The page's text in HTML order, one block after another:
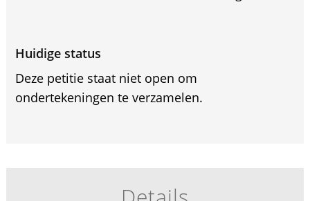
Huidige status
Deze petitie staat niet open om
ondertekeningen te verzamelen.